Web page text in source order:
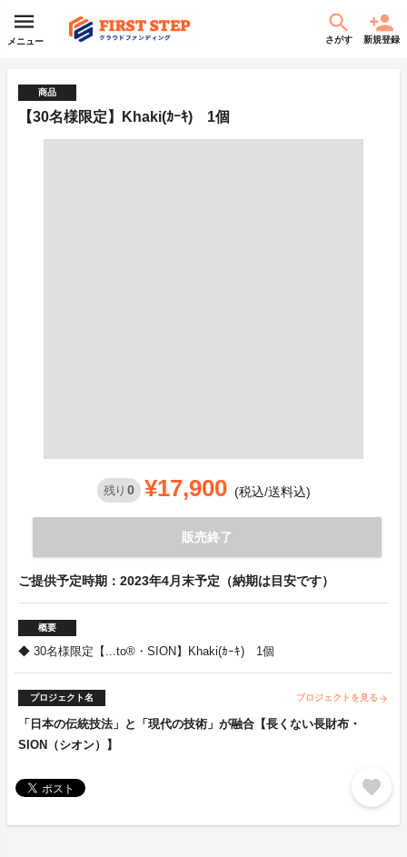
メニュー さがす 新規登録
商品
【30名様限定】Khaki(ｶｰｷ) 1個
残り 0 ¥17,900 (税込/送料込)
販売終了
ご提供予定時期：2023年4月末予定（納期は目安です）
概要
◆ 30名様限定【...to®・SION】Khaki(ｶｰｷ) 1個
プロジェクト名 プロジェクトを見る arrow_forward
「日本の伝統技法」と「現代の技術」が融合【長くない長財布・
SION（シオン）】
favorite